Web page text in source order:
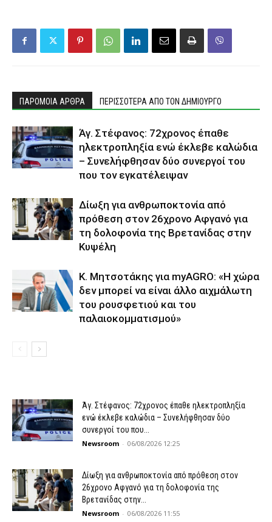
ΠΑΡΟΜΟΙΑ ΑΡΘΡΑ ΠΕΡΙΣΣΟΤΕΡΑ ΑΠΟ ΤΟΝ ΔΗΜΙΟΥΡΓΟ
Άγ. Στέφανος: 72χρονος έπαθε
ηλεκτροπληξία ενώ έκλεβε καλώδια
– Συνελήφθησαν δύο συνεργοί του
που τον εγκατέλειψαν
Δίωξη για ανθρωποκτονία από
πρόθεση στον 26χρονο Αφγανό για
τη δολοφονία της Βρετανίδας στην
Κυψέλη
K. Μητσοτάκης για myAGRO: «Η χώρα
δεν μπορεί να είναι άλλο αιχμάλωτη
του ρουσφετιού και του
παλαιοκομματισμού»
Άγ. Στέφανος: 72χρονος έπαθε ηλεκτροπληξία
ενώ έκλεβε καλώδια – Συνελήφθησαν δύο
συνεργοί του που...
Newsroom - 06/08/2026 12:25
Δίωξη για ανθρωποκτονία από πρόθεση στον
26χρονο Αφγανό για τη δολοφονία της
Βρετανίδας στην...
Newsroom - 06/08/2026 11:55